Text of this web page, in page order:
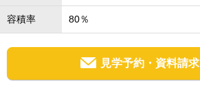
容積率 80％
見学予約・資料請求